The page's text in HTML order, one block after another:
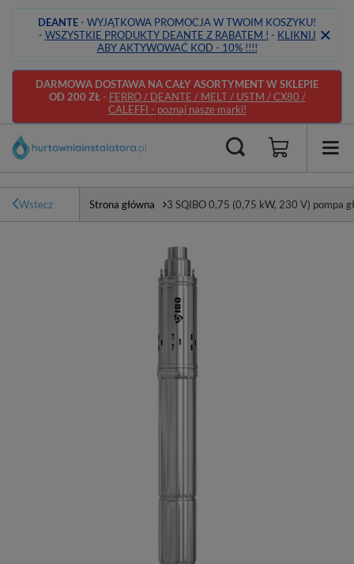
DEANTE- WYJĄTKOWA PROMOCJA W TWOIM KOSZYKU!
- WSZYSTKIE PRODUKTY DEANTE Z RABATEM ! - KLIKNIJ
ABY AKTYWOWAĆ KOD - 10% !!!!
DARMOWA DOSTAWA NA CAŁY ASORTYMENT W SKLEPIE
OD 200 ZŁ- FERRO / DEANTE / MELT / USTM / CX80 /
CALEFFI - poznaj nasze marki!
Wstecz Strona główna 3 SQIBO 0,75 (0,75 kW, 230 V) pompa